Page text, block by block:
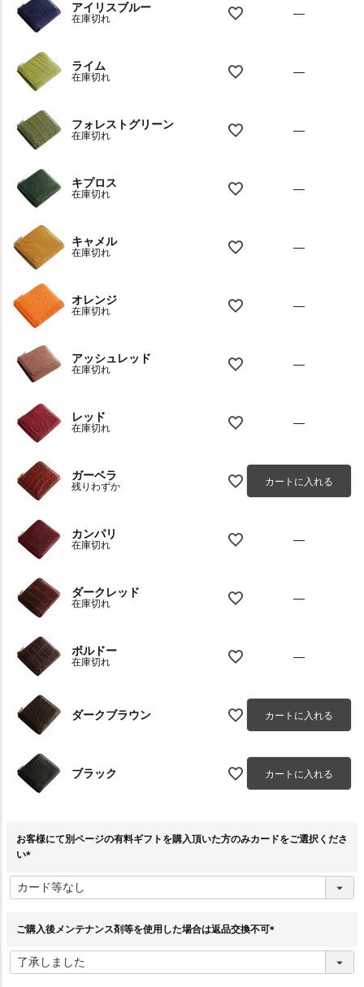
アイリスブルー
在庫切れ —
ライム
在庫切れ —
フォレストグリーン
在庫切れ —
キプロス
在庫切れ —
キャメル
在庫切れ —
オレンジ
在庫切れ —
アッシュレッド
在庫切れ —
レッド
在庫切れ —
ガーベラ
残りわずか カートに入れる
カンパリ
在庫切れ —
ダークレッド
在庫切れ —
ボルドー
在庫切れ —
ダークブラウン カートに入れる
ブラック カートに入れる
お客様にて別ページの有料ギフトを購入頂いた方のみカードをご選択くださ
い
必
須
ご購入後メンテナンス剤等を使用した場合は返品交換不可
須